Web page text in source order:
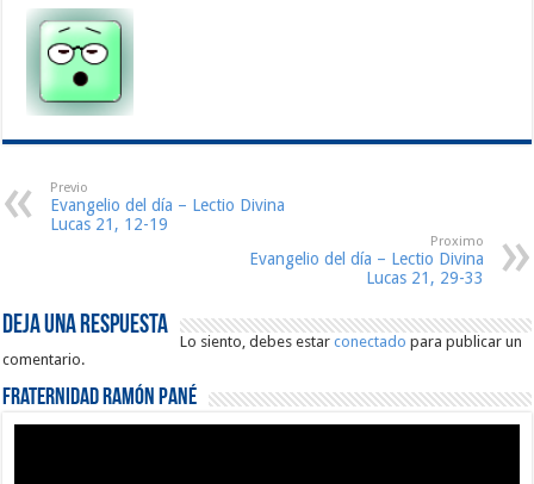
Previo
Evangelio del día – Lectio Divina
Lucas 21, 12-19
Proximo
Evangelio del día – Lectio Divina
Lucas 21, 29-33
Deja una respuesta
Lo siento, debes estarconectado para publicar un
comentario.
Fraternidad Ramón Pané